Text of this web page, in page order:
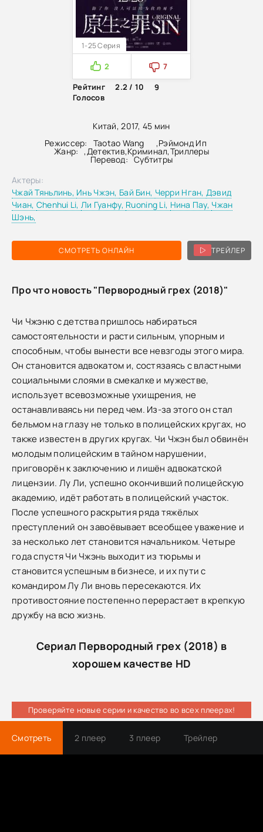
Китай, 2017, 45 мин
Режиссер:
Taotao Wang ,Рэймонд Ип
Жанр: ,Детектив,Криминал,Триллеры
Перевод: Субтитры
1-25 Серия
2
7
Рейтинг
2.2 / 10
9
Голосов
СМОТРЕТЬ ОНЛАЙН ТРЕЙЛЕР
Актеры:
Чжай Тяньлинь, Инь Чжэн, Бай Бин, Черри Нган, Дэвид
Чиан, Chenhui Li,Ли Гуанфу, Ruoning Li, Нина Пау, Чжан
Шэнь,
Про что новость "Первородный грех (2018)"
Чи Чжэню с детства пришлось набираться
самостоятельности и расти сильным, упорным и
способным, чтобы вынести все невзгоды этого мира.
Он становится адвокатом и, состязаясь с властными
социальными слоями в смекалке и мужестве,
использует всевозможные ухищрения, не
останавливаясь ни перед чем. Из-за этого он стал
бельмом на глазу не только в полицейских кругах, но
также известен в других кругах. Чи Чжэн был обвинён
молодым полицейским в тайном нарушении,
приговорён к заключению и лишён адвокатской
лицензии. Лу Ли, успешно окончивший полицейскую
академию, идёт работать в полицейский участок.
После успешного раскрытия ряда тяжёлых
преступлений он завоёвывает всеобщее уважение и
за несколько лет становится начальником. Четыре
года спустя Чи Чжэнь выходит из тюрьмы и
становится успешным в бизнесе, и их пути с
командиром Лу Ли вновь пересекаются. Их
противостояние постепенно перерастает в крепкую
дружбу на всю жизнь.
Сериал Первородный грех (2018) в
хорошем качестве HD
Проверяйте новые серии и качество во всех плеерах!
Смотреть 2 плеер 3 плеер Трейлер